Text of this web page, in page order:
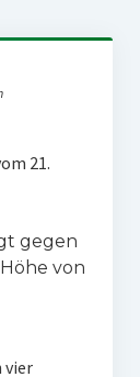
21.
gegen
von
vier